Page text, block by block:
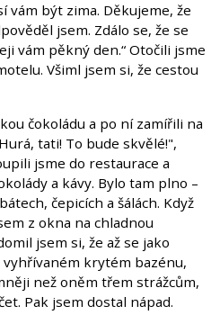
vám být zima. Děkujeme, že
jsem. Zdálo se, že se
vám pěkný den.“ Otočili jsme
Všiml jsem si, že cestou
čokoládu a po ní zamířili na
tati! To bude skvělé!",
jsme do restaurace a
a kávy. Bylo tam plno –
čepicích a šálách. Když
z okna na chladnou
jsem si, že až se jako
krytém bazénu,
než oněm třem strážcům,
Pak jsem dostal nápad.